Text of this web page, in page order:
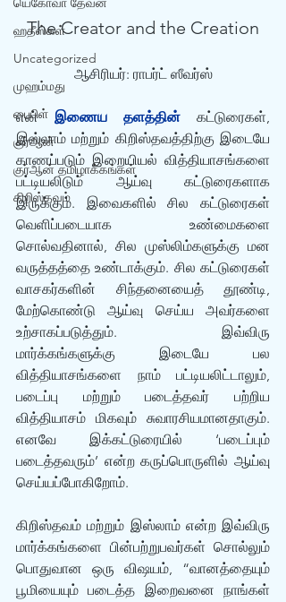
ஹதீஸ்கள்
Uncategorized
முஹம்மது
பைபிள்
குர்‍ஆன்
குர்‍ஆன் தமிழாக்கங்கள்
கிறிஸ்தவம்
The Creator and the Creation
ஆசிரியர்: ராபர்ட் ஸீவர்ஸ்
என் இணைய தளத்தின் கட்டுரைகள்,
இஸ்லாம் மற்றும் கிறிஸ்தவத்திற்கு இடையே
காணப்படும் இறையியல் வித்தியாசங்களை
பட்டியலிடும் ஆய்வு கட்டுரைகளாக
இருக்கும். இவைகளில் சில கட்டுரைகள்
வெளிப்படையாக உண்மைகளை
சொல்வதினால், சில முஸ்லிம்களுக்கு மன
வருத்தத்தை உண்டாக்கும். சில கட்டுரைகள்
வாசகர்களின் சிந்தனையைத் தூண்டி,
மேற்கொண்டு ஆய்வு செய்ய அவர்களை
உற்சாகப்படுத்தும். இவ்விரு
மார்க்கங்களுக்கு இடையே பல
வித்தியாசங்களை நாம் பட்டியலிட்டாலும்,
படைப்பு மற்றும் படைத்தவர் பற்றிய
வித்தியாசம் மிகவும் சுவாரசியமானதாகும்.
எனவே இக்கட்டுரையில் ‘படைப்பும்
படைத்தவரும்’ என்ற கருப்பொருளில் ஆய்வு
செய்யப்போகிறோம்.
கிறிஸ்தவம் மற்றும் இஸ்லாம் என்ற இவ்விரு
மார்க்கங்களை பின்பற்றுபவர்கள் சொல்லும்
பொதுவான ஒரு விஷயம், “வானத்தையும்
பூமியையும் படைத்த இறைவனை நாங்கள்